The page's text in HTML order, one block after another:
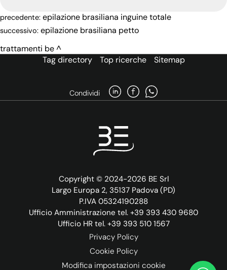
precedente: epilazione brasiliana inguine totale
successivo: epilazione brasiliana petto
trattamenti be
Tag directory
Top ricerche Sitemap
Condividi
Copyright © 2024-2026 BE Srl
Largo Europa 2, 35137 Padova (PD)
P.IVA 05324190288
Ufficio Amministrazione tel. +39 393 430 9680
Ufficio HR tel. +39 393 510 1567
Privacy Policy
Cookie Policy
Modifica impostazioni cookie